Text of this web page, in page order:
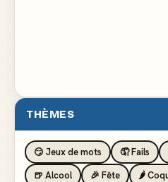
THÈMES
😏 Jeux de mots 🤦 Fails
🍺 Alcool
🎉 Fête 🌶️